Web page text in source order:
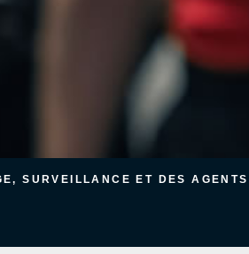
SURVEILLANCE ET DES